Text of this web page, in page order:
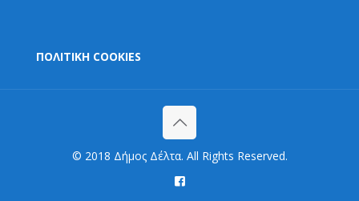
ΠΟΛΙΤΙΚΗ COOKIES
© 2018 Δήμος Δέλτα. All Rights Reserved.